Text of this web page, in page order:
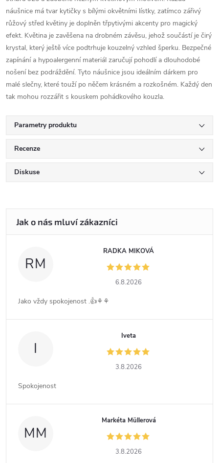
náušnice má tvar kytičky s bílými okvětními lístky, zatímco zářivý
růžový střed květiny je doplněn třpytivými akcenty pro magický
efekt. Květina je zavěšena na drobném závěsu, jehož součástí je čirý
krystal, který ještě více podtrhuje kouzelný vzhled šperku. Bezpečné
zapínání a hypoalergenní materiál zaručují pohodlí a dlouhodobé
nošení bez podráždění. Tyto náušnice jsou ideálním dárkem pro
malé slečny, které touží po něčem krásném a rozkošném. Každý den
tak mohou rozzářit s kouskem pohádkového kouzla.
Parametry produktu
Recenze
Diskuse
RM
RADKA MIKOVÁ
6.8.2026
Jako vždy spokojenost .👍⚘️⚘️
I
Iveta
3.8.2026
Spokojenost
MM
Markéta Müllerová
3.8.2026